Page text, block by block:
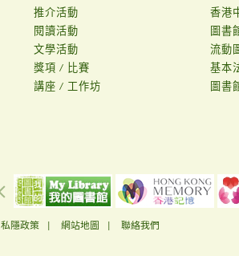
推介活動
閱讀活動
文學活動
獎項 / 比賽
講座 / 工作坊
香港
圖書
流動
基本
圖書
私隱政策 網站地圖 聯絡我們